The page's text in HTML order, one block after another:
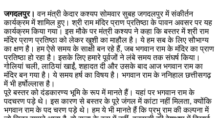
जगदलपुर। वन मंत्री केदार कश्यप सोमवार सुबह जगदलपुर में संकीर्तन
कार्यक्रम में शामिल हुए। श्री राम मंदिर प्राण प्रतिष्ठा के पावन अवसर पर यह
कार्यक्रम किया गया। इस मौके पर मंत्री कश्यप ने कहा कि बस्तर में श्री राम
मंदिर प्राण प्रतिष्ठा को लेकर खुशी का माहौल है। ये हम सब के लिए सौभाग्य
का क्षण है। हम ऐसे समय के साक्षी बन रहे हैं, जब भगवान राम के मंदिर का प्राण
प्रतिष्ठा हो रहा है। इसके लिए हमारे पूर्वजों ने लंबे समय तक संघर्ष किया।
गोलियां चली, लाठियां खाईं, शहादत दी और उसके बाद आज भगवान राम का
मंदिर बन गया है। ये समय हर्ष का विषय है। भगवान राम के ननिहाल छत्तीसगढ़
में भी हर्षोल्लास है।
पूरे बस्तर को दंडकारण्य भूमि के रूप में मानते हैं। यहां पर भगवान राम के
पदचरण पड़े थे। इस कारण से बस्तर के पूरे जंगल में कांटा नहीं मिलता, क्योंकि
भगवान राम के पद चरण पड़े थे। हम ये भी मानते हैं कि प्रभु राम की कल्पना में